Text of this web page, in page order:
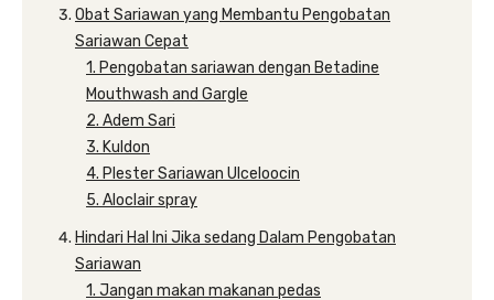
Obat Sariawan yang Membantu Pengobatan
Sariawan Cepat
1. Pengobatan sariawan dengan Betadine
Mouthwash and Gargle
2. Adem Sari
3. Kuldon
4. Plester Sariawan Ulceloocin
5. Aloclair spray
Hindari Hal Ini Jika sedang Dalam Pengobatan
Sariawan
1. Jangan makan makanan pedas